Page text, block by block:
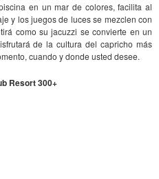
en un mar de colores, facilita al
y los juegos de luces se mezclen con
como su jacuzzi se convierte en un
de la cultura del capricho más
cuando y donde usted desee.
Resort 300+